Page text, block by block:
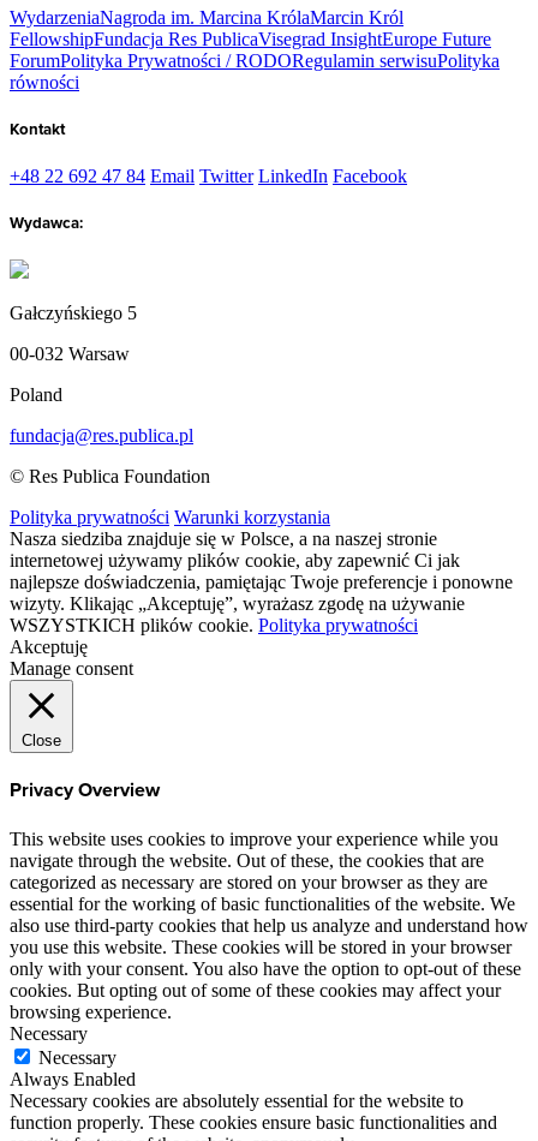
WydarzeniaNagroda im. Marcina KrólaMarcin Król
FellowshipFundacja Res PublicaVisegrad InsightEurope Future
ForumPolityka Prywatności / RODORegulamin serwisuPolityka
równości
Kontakt
+48 22 692 47 84 Email Twitter LinkedIn Facebook
Wydawca:
Gałczyńskiego 5
00-032 Warsaw
Poland
fundacja@res.publica.pl
© Res Publica Foundation
Polityka prywatności Warunki korzystania
Nasza siedziba znajduje się w Polsce, a na naszej stronie
internetowej używamy plików cookie, aby zapewnić Ci jak
najlepsze doświadczenia, pamiętając Twoje preferencje i ponowne
wizyty. Klikając „Akceptuję”, wyrażasz zgodę na używanie
WSZYSTKICH plików cookie. Polityka prywatności
Akceptuję
Manage consent
Close
Privacy Overview
This website uses cookies to improve your experience while you
navigate through the website. Out of these, the cookies that are
categorized as necessary are stored on your browser as they are
essential for the working of basic functionalities of the website. We
also use third-party cookies that help us analyze and understand how
you use this website. These cookies will be stored in your browser
only with your consent. You also have the option to opt-out of these
cookies. But opting out of some of these cookies may affect your
browsing experience.
Necessary
Necessary
Always Enabled
Necessary cookies are absolutely essential for the website to
function properly. These cookies ensure basic functionalities and